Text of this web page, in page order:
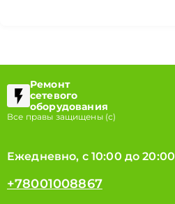
Ремонт
сетевого
оборудования
Все правы защищены (с)
Ежедневно, с 10:00 до 20:00
+78001008867